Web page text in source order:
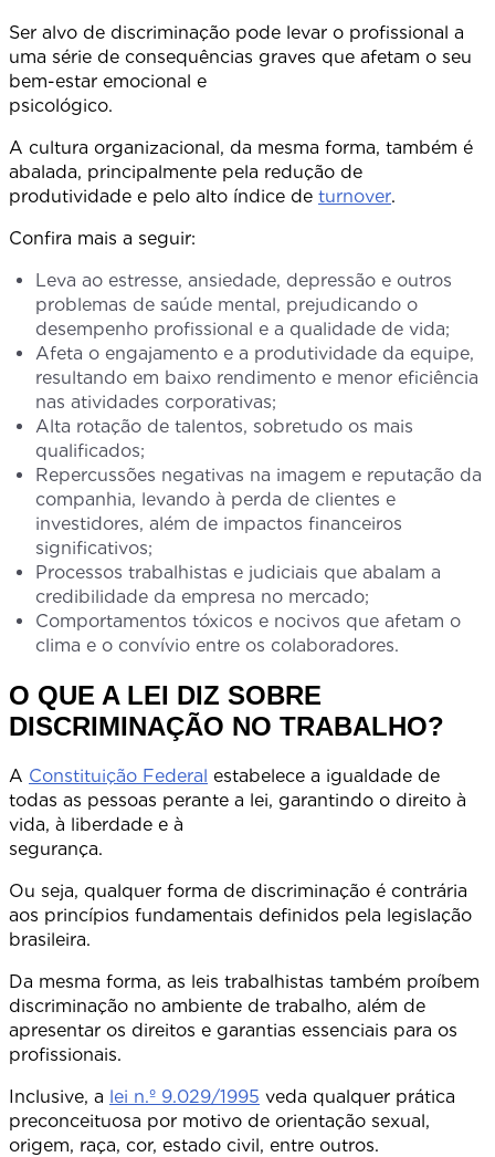
Ser alvo de discriminação pode levar o profissional a
uma série de consequências graves que afetam o seu
bem-estar emocional e
A cultura organizacional, da mesma forma, também é
abalada, principalmente pela redução de
produtividade e pelo alto índice de turnover.
Confira mais a seguir:
Leva ao estresse, ansiedade, depressão e outros
problemas de saúde mental, prejudicando o
desempenho profissional e a qualidade de vida;
Afeta o engajamento e a produtividade da equipe,
resultando em baixo rendimento e menor eficiência
nas atividades corporativas;
Alta rotação de talentos, sobretudo os mais
qualificados;
Repercussões negativas na imagem e reputação da
companhia, levando à perda de clientes e
investidores, além de impactos financeiros
significativos;
Processos trabalhistas e judiciais que abalam a
credibilidade da empresa no mercado;
Comportamentos tóxicos e nocivos que afetam o
clima e o convívio entre os colaboradores.
O QUE A LEI DIZ SOBRE
DISCRIMINAÇÃO NO TRABALHO?
A Constituição Federal estabelece a igualdade de
todas as pessoas perante a lei, garantindo o direito à
vida, à liberdade e à
Ou seja, qualquer forma de discriminação é contrária
aos princípios fundamentais definidos pela legislação
brasileira.
Da mesma forma, as leis trabalhistas também proíbem
discriminação no ambiente de trabalho, além de
apresentar os direitos e garantias essenciais para os
Inclusive, a lei n.º 9.029/1995 veda qualquer prática
preconceituosa por motivo de orientação sexual,
origem, raça, cor, estado civil, entre outros.